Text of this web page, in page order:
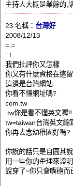
主持人大概是業餘的,
23.名稱： 台灣好
2008/12/13
=.=
↑↑
我們批評你又怎樣
你又有什麼資格在這
這邊是台灣網站
你看不懂網址嗎?
com.tw
.tw你是看不懂英文喔!!
tw=taiwan台灣英文縮
你再去念幼稚園好嗎?
你說的話只是自圓其說
用一些你的歪理來證
說穿了~你只會嘴砲而